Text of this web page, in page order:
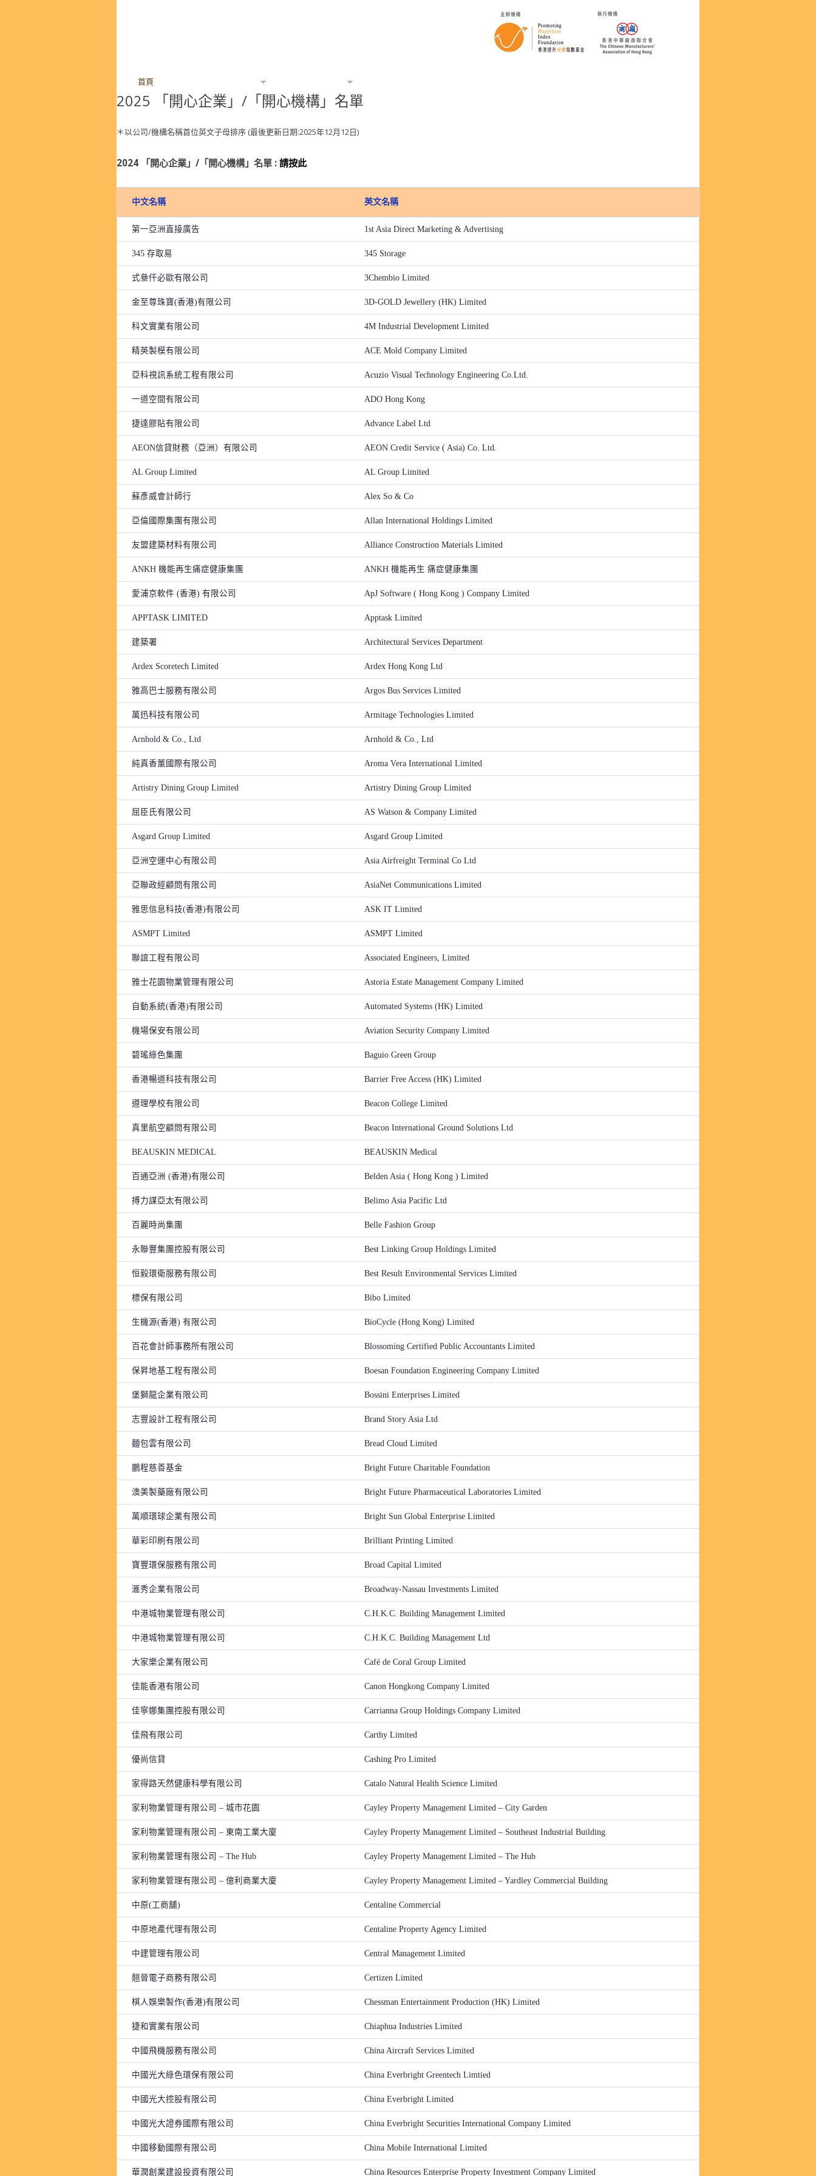
首頁
2025 「開心企業」/「開心機構」名單
＊以公司/機構名稱首位英文子母排序 (最後更新日期:2025年12月12日)
2024 「開心企業」/「開心機構」名單 : 請按此
中文名稱 英文名稱
第一亞洲直接廣告 1st Asia Direct Marketing & Advertising
345 存取易 345 Storage
式叄仟必歐有限公司 3Chembio Limited
金至尊珠寶(香港)有限公司 3D-GOLD Jewellery (HK) Limited
科文實業有限公司 4M Industrial Development Limited
精英製模有限公司 ACE Mold Company Limited
亞科視訊系統工程有限公司 Acuzio Visual Technology Engineering Co.Ltd.
一道空間有限公司 ADO Hong Kong
捷達膠貼有限公司 Advance Label Ltd
AEON信貸財務（亞洲）有限公司 AEON Credit Service ( Asia) Co. Ltd.
AL Group Limited AL Group Limited
蘇彥威會計師行 Alex So & Co
亞倫國際集團有限公司 Allan International Holdings Limited
友盟建築材料有限公司 Alliance Construction Materials Limited
ANKH 機能再生痛症健康集團 ANKH 機能再生 痛症健康集團
愛浦京軟件 (香港) 有限公司 ApJ Software ( Hong Kong ) Company Limited
APPTASK LIMITED Apptask Limited
建築署 Architectural Services Department
Ardex Scoretech Limited Ardex Hong Kong Ltd
雅高巴士服務有限公司 Argos Bus Services Limited
萬迅科技有限公司 Armitage Technologies Limited
Arnhold & Co., Ltd Arnhold & Co., Ltd
純真香薰國際有限公司 Aroma Vera International Limited
Artistry Dining Group Limited Artistry Dining Group Limited
屈臣氏有限公司 AS Watson & Company Limited
Asgard Group Limited Asgard Group Limited
亞洲空運中心有限公司 Asia Airfreight Terminal Co Ltd
亞聯政經顧問有限公司 AsiaNet Communications Limited
雅思信息科技(香港)有限公司 ASK IT Limited
ASMPT Limited ASMPT Limited
聯誼工程有限公司 Associated Engineers, Limited
雅士花園物業管理有限公司 Astoria Estate Management Company Limited
自動系統(香港)有限公司 Automated Systems (HK) Limited
機場保安有限公司 Aviation Security Company Limited
碧瑤綠色集團 Baguio Green Group
香港暢道科技有限公司 Barrier Free Access (HK) Limited
遵理學校有限公司 Beacon College Limited
真里航空顧問有限公司 Beacon International Ground Solutions Ltd
BEAUSKIN MEDICAL BEAUSKIN Medical
百通亞洲 (香港)有限公司 Belden Asia ( Hong Kong ) Limited
搏力謀亞太有限公司 Belimo Asia Pacific Ltd
百麗時尚集團 Belle Fashion Group
永聯豐集團控股有限公司 Best Linking Group Holdings Limited
恒毅環衛服務有限公司 Best Result Environmental Services Limited
標保有限公司 Bibo Limited
生機源(香港) 有限公司 BioCycle (Hong Kong) Limited
百花會計師事務所有限公司 Blossoming Certified Public Accountants Limited
保昇地基工程有限公司 Boesan Foundation Engineering Company Limited
堡獅龍企業有限公司 Bossini Enterprises Limited
志豐設計工程有限公司 Brand Story Asia Ltd
麵包雲有限公司 Bread Cloud Limited
鵬程慈善基金 Bright Future Charitable Foundation
澳美製藥廠有限公司 Bright Future Pharmaceutical Laboratories Limited
萬順環球企業有限公司 Bright Sun Global Enterprise Limited
華彩印刷有限公司 Brilliant Printing Limited
寶豐環保服務有限公司 Broad Capital Limited
滙秀企業有限公司 Broadway-Nassau Investments Limited
中港城物業管理有限公司 C.H.K.C. Building Management Limited
中港城物業管理有限公司 C.H.K.C. Building Management Ltd
大家樂企業有限公司 Café de Coral Group Limited
佳能香港有限公司 Canon Hongkong Company Limited
佳寧娜集團控股有限公司 Carrianna Group Holdings Company Limited
佳飛有限公司 Carthy Limited
優尚信貸 Cashing Pro Limited
家得路天然健康科學有限公司 Catalo Natural Health Science Limited
家利物業管理有限公司 – 城市花園 Cayley Property Management Limited – City Garden
家利物業管理有限公司 – 東南工業大廈 Cayley Property Management Limited – Southeast Industrial Building
家利物業管理有限公司 – The Hub Cayley Property Management Limited – The Hub
家利物業管理有限公司 – 億利商業大廈 Cayley Property Management Limited – Yardley Commercial Building
中原(工商舖) Centaline Commercial
中原地產代理有限公司 Centaline Property Agency Limited
中建管理有限公司 Central Management Limited
翹晉電子商務有限公司 Certizen Limited
棋人娛樂製作(香港)有限公司 Chessman Entertainment Production (HK) Limited
捷和實業有限公司 Chiaphua Industries Limited
中國飛機服務有限公司 China Aircraft Services Limited
中國光大綠色環保有限公司 China Everbright Greentech Limtied
中國光大控股有限公司 China Everbright Limited
中國光大證券國際有限公司 China Everbright Securities International Company Limited
中國移動國際有限公司 China Mobile International Limited
華潤創業建設投資有限公司 China Resources Enterprise Property Investment Company Limited